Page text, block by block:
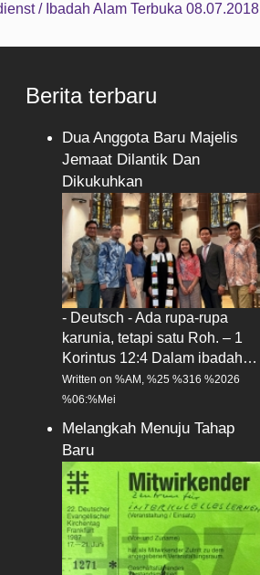
/ Ibadah Alam Terbuka 08.07.2018
Berita terbaru
Dua Anggota Baru Majelis
Jemaat Dilantik Dan
Dikukuhkan
- Deutsch - Ada rupa-rupa
karunia, tetapi satu Roh. – 1
Korintus 12:4 Dalam ibadah…
Written on %AM, %25 %316 %2026
%06:%Mei
Melangkah Menuju Tahap
Baru